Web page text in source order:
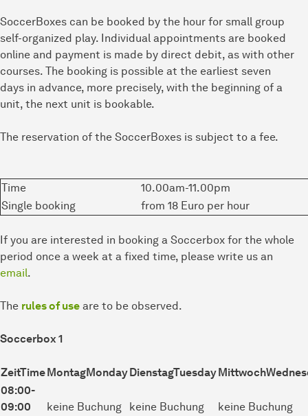
SoccerBoxes can be booked by the hour for small group
self-organized play. Individual appointments are booked
online and payment is made by direct debit, as with other
courses. The booking is possible at the earliest seven
days in advance, more precisely, with the beginning of a
unit, the next unit is bookable.
The reservation of the SoccerBoxes is subject to a fee.
Time
10.00am-11.00pm
Single booking
from 18 Euro per hour
If you are interested in booking a Soccerbox for the whole
period once a week at a fixed time, please write us an
email.
The rules of use are to be observed.
Soccerbox 1
ZeitTimeMontagMondayDienstagTuesdayMittwoch
08:00-
09:00
keine Buchung keine Buchung keine Buchung